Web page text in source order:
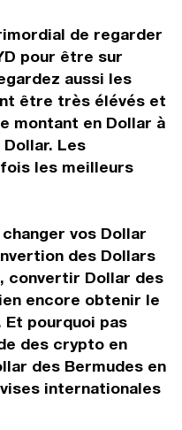
de regarder
pour être sur
aussi les
être très élévés et
montant en Dollar à
Les
les meilleurs
vos Dollar
des Dollars
convertir Dollar des
encore obtenir le
Et pourquoi pas
des crypto en
des Bermudes en
internationales